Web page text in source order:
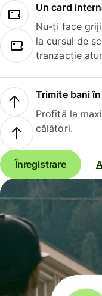
Un card
Nu-ți face
la cursul de
tranzacție
Trimite bani
Profită la
călători.
Înregistrare